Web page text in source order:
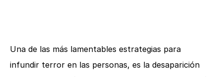
Una de las más lamentables estrategias para
infundir terror en las personas, es la desaparición